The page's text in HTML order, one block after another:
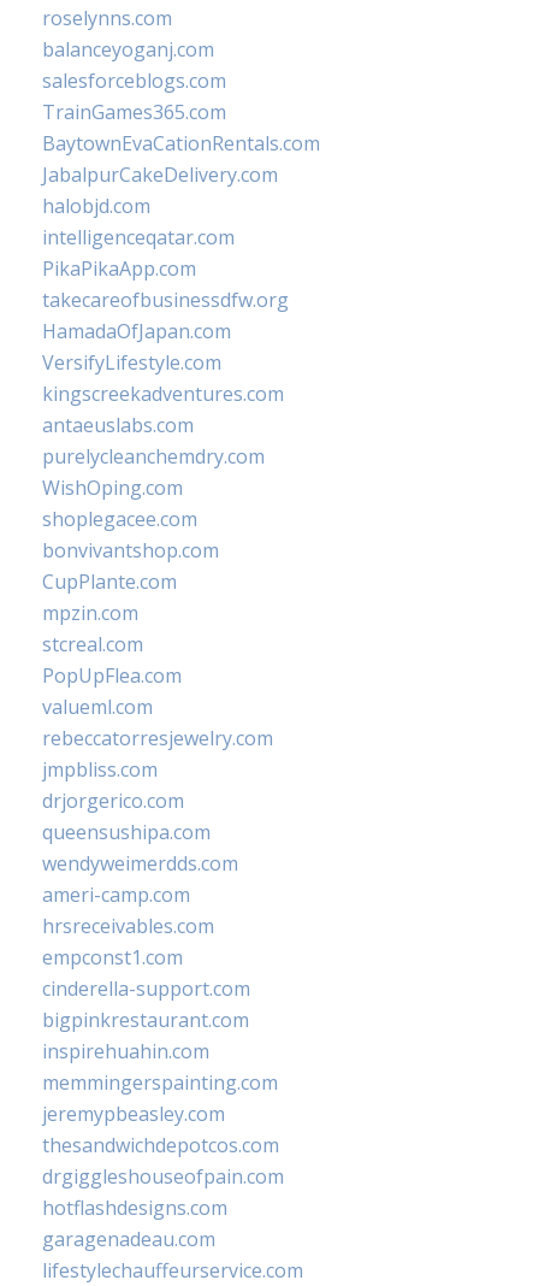
roselynns.com
balanceyoganj.com
salesforceblogs.com
TrainGames365.com
BaytownEvaCationRentals.com
JabalpurCakeDelivery.com
halobjd.com
intelligenceqatar.com
PikaPikaApp.com
takecareofbusinessdfw.org
HamadaOfJapan.com
VersifyLifestyle.com
kingscreekadventures.com
antaeuslabs.com
purelycleanchemdry.com
WishOping.com
shoplegacee.com
bonvivantshop.com
CupPlante.com
mpzin.com
stcreal.com
PopUpFlea.com
valueml.com
rebeccatorresjewelry.com
jmpbliss.com
drjorgerico.com
queensushipa.com
wendyweimerdds.com
ameri-camp.com
hrsreceivables.com
empconst1.com
cinderella-support.com
bigpinkrestaurant.com
inspirehuahin.com
memmingerspainting.com
jeremypbeasley.com
thesandwichdepotcos.com
drgiggleshouseofpain.com
hotflashdesigns.com
garagenadeau.com
lifestylechauffeurservice.com